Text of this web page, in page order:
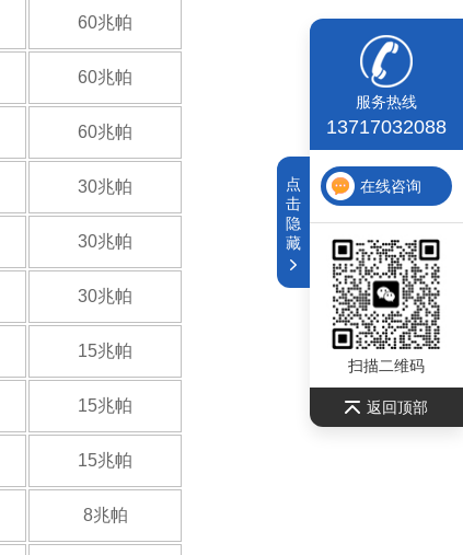
60兆帕
60兆帕
60兆帕
30兆帕
30兆帕
30兆帕
15兆帕
15兆帕
15兆帕
8兆帕
服务热线
13717032088
在线咨询
扫描二维码
返回顶部
点
击
隐
藏